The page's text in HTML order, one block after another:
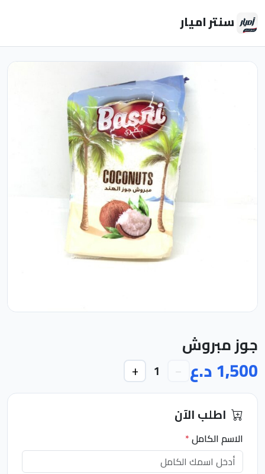
سنتر اميار
جوز مبروش
1,500 د.ع −
1
+
اطلب الآن
الاسم الكامل*